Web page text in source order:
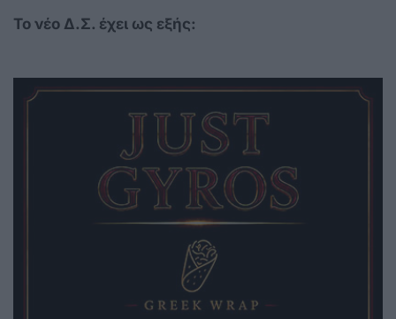
Το νέο Δ.Σ. έχει ως εξής: